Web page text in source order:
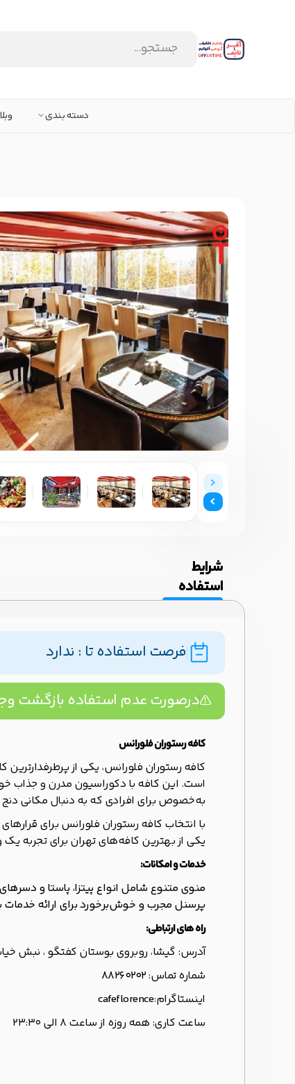
دسته بندی
شرایط
استفاده
فرصت استفاده تا : ندارد
درصورت عدم استفاده بازگشت وجه ۱۰۰%
کافه رستوران فلورانس
کافه رستوران فلورانس، یکی از
است. این کافه با دکوراسیون مدرن و جذاب
به‌خصوص برای افرادی که به دنبال مکانی
با انتخاب کافه رستوران فلورانس برای
یکی از بهترین کافه‌های تهران برای تجربه
خدمات و امکانات:
منوی متنوع شامل انواع پیتزا، پاستا و دسرهای
پرسنل مجرب و خوش‌برخورد برای ارائه خدمات
راه های ارتباطی:
آدرس: گیشا، روبروی بوستان کفتگو ، نبش
شماره تماس:88260202
اینستاگرام:cafeflorence
ساعت کاری: همه روزه از ساعت ۸ الی ۲۳:۳۰